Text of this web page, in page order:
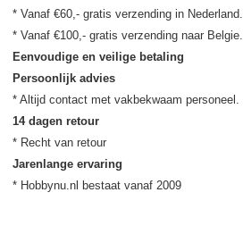
* Vanaf €60,- gratis verzending in Nederland.
Eenvoudige en veilige betaling
Persoonlijk advies
14 dagen retour
Jarenlange ervaring
* Hobbynu.nl bestaat vanaf 2009